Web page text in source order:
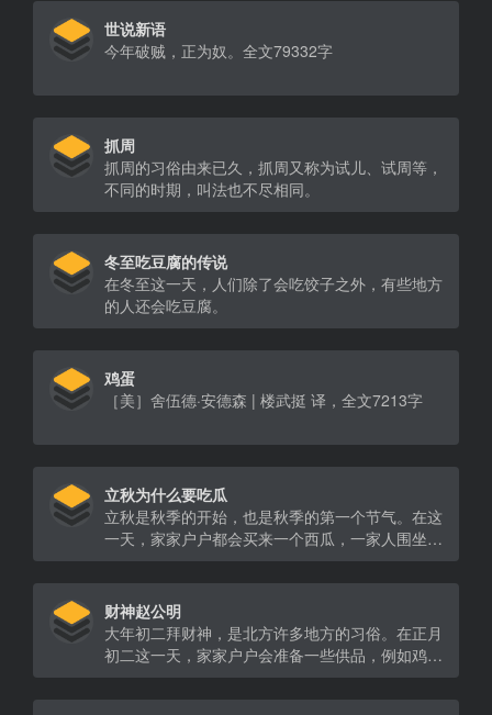
世说新语
今年破贼，正为奴。全文79332字
抓周
抓周的习俗由来已久，抓周又称为试儿、试周等，
不同的时期，叫法也不尽相同。
冬至吃豆腐的传说
在冬至这一天，人们除了会吃饺子之外，有些地方
的人还会吃豆腐。
鸡蛋
［美］舍伍德·安德森 | 楼武挺 译，全文7213字
立秋为什么要吃瓜
立秋是秋季的开始，也是秋季的第一个节气。在这
一天，家家户户都会买来一个西瓜，一家人围坐在
一起吃西瓜，称作“啃秋”，也叫“咬秋”“抢秋膘”，
寓意啃掉余夏的暑气，啃掉秋老虎，迎接凉爽丰收
的秋季。
财神赵公明
大年初二拜财神，是北方许多地方的习俗。在正月
初二这一天，家家户户会准备一些供品，例如鸡鸭
鱼肉、水果、糕点等，祭祀财神。